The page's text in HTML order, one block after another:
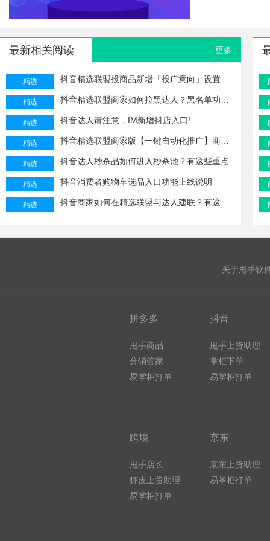
最新相关阅读 更多
精选 抖音精选联盟投商品新增「投广意向」设置操作
精选 抖音精选联盟商家如何拉黑达人？黑名单功能升级
精选 抖音达人请注意，IM新增抖店入口!
精选 抖音精选联盟商家版【一键自动化推广】商品功能怎么用？
精选 抖音达人秒杀品如何进入秒杀池？有这些重点
精选 抖音消费者购物车选品入口功能上线说明
精选 抖音商家如何在精选联盟与达人建联？有这些规则！
关于甩手软
拼多多
甩手商品
分销管家
易掌柜打单
抖音
甩手上货助理
掌柜下单
易掌柜打单
跨境
甩手店长
虾皮上货助理
易掌柜打单
京东
京东上货助理
易掌柜打单